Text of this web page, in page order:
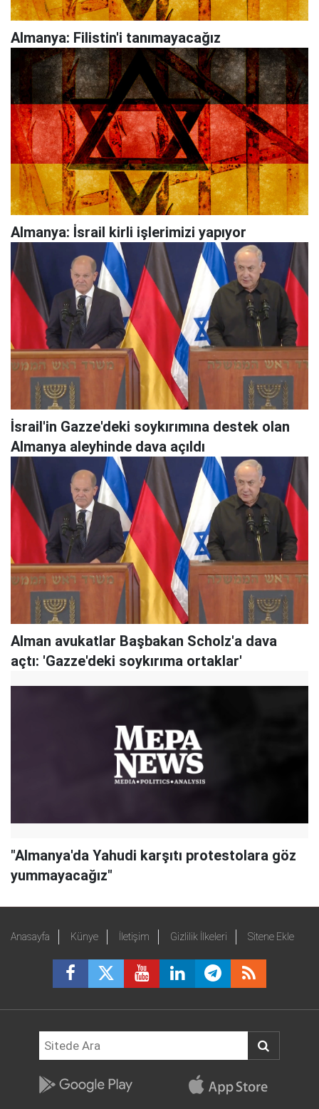
Almanya: Filistin'i tanımayacağız
Almanya: İsrail kirli işlerimizi yapıyor
İsrail'in Gazze'deki soykırımına destek olan
Almanya aleyhinde dava açıldı
Alman avukatlar Başbakan Scholz'a dava
açtı: 'Gazze'deki soykırıma ortaklar'
"Almanya'da Yahudi karşıtı protestolara göz
yummayacağız"
Anasayfa Künye İletişim Gizlilik İlkeleri Sitene Ekle